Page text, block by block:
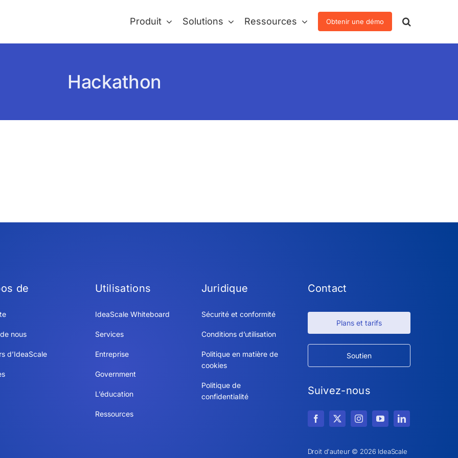
Produit Solutions Ressources Obtenir une démo
Hackathon
de
nous
d’IdeaScale
Utilisations
IdeaScale Whiteboard
Services
Entreprise
Government
L’éducation
Ressources
Juridique
Sécurité et conformité
Conditions d’utilisation
Politique en matière de
cookies
Politique de
confidentialité
Contact
Plans et tarifs
Soutien
Suivez-nous
Droit d'auteur © 2026 IdeaScale